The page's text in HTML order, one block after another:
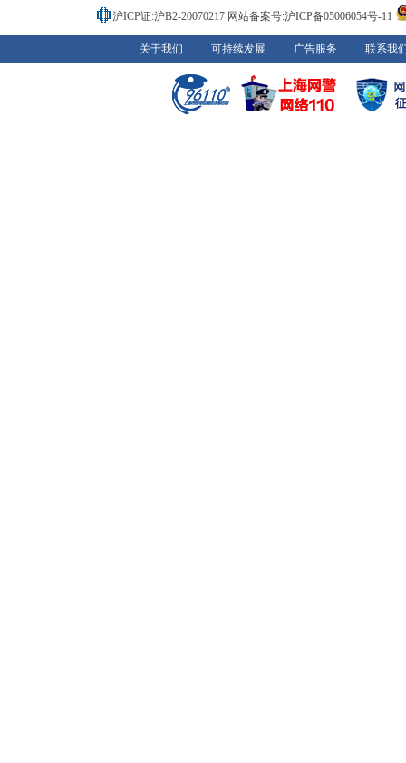
沪ICP证:沪B2-20070217 网站备案号:沪ICP备05006054号-11
关于我们 可持续发展 广告服务 联系我